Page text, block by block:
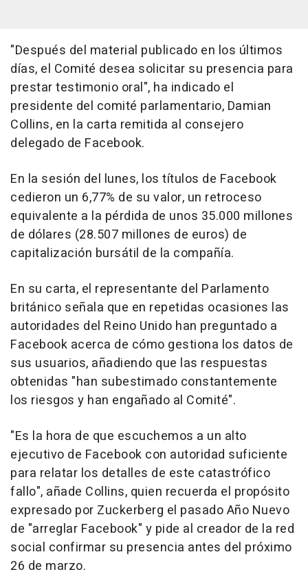
"Después del material publicado en los últimos
días, el Comité desea solicitar su presencia para
prestar testimonio oral", ha indicado el
presidente del comité parlamentario, Damian
Collins, en la carta remitida al consejero
delegado de Facebook.
En la sesión del lunes, los títulos de Facebook
cedieron un 6,77% de su valor, un retroceso
equivalente a la pérdida de unos 35.000 millones
de dólares (28.507 millones de euros) de
capitalización bursátil de la compañía.
En su carta, el representante del Parlamento
británico señala que en repetidas ocasiones las
autoridades del Reino Unido han preguntado a
Facebook acerca de cómo gestiona los datos de
sus usuarios, añadiendo que las respuestas
obtenidas "han subestimado constantemente
los riesgos y han engañado al Comité".
"Es la hora de que escuchemos a un alto
ejecutivo de Facebook con autoridad suficiente
para relatar los detalles de este catastrófico
fallo", añade Collins, quien recuerda el propósito
expresado por Zuckerberg el pasado Año Nuevo
de "arreglar Facebook" y pide al creador de la red
social confirmar su presencia antes del próximo
26 de marzo.